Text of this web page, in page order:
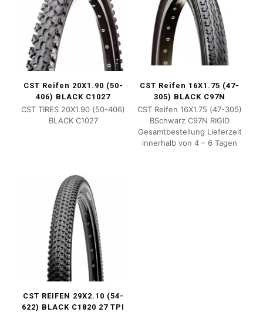
CST Reifen 20X1.90 (50-
406) BLACK C1027
CST TIRES 20X1.90 (50-406)
BLACK C1027
CST Reifen 16X1.75 (47-
305) BLACK C97N
CST Reifen 16X1.75 (47-305)
BSchwarz C97N RIGID
Gesamtbestellung Lieferzeit
innerhalb von 4 – 6 Tagen
CST REIFEN 29X2.10 (54-
622) BLACK C1820 27 TPI